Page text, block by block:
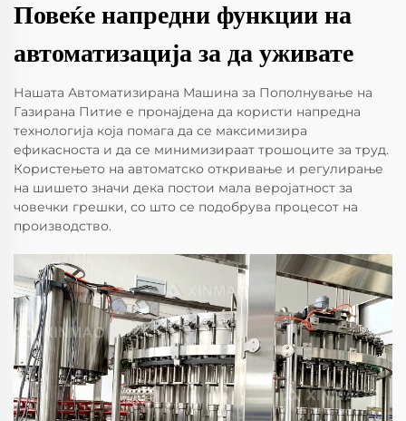
Повеќе напредни функции на
автоматизација за да уживате
Нашата Автоматизирана Машина за Пополнување на
Газирана Питие е пронајдена да користи напредна
технологија која помага да се максимизира
ефикасноста и да се минимизираат трошоците за труд.
Користењето на автоматско откривање и регулирање
на шишето значи дека постои мала веројатност за
човечки грешки, со што се подобрува процесот на
производство.